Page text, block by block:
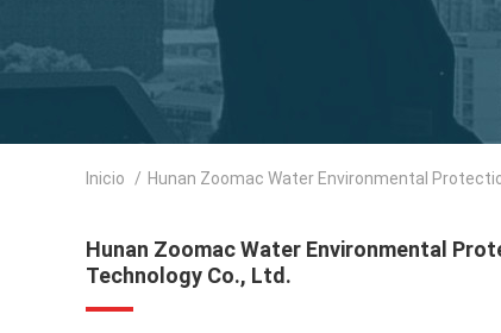
Inicio / Hunan Zoomac Water Environmental
Hunan Zoomac Water Environmental
Technology Co., Ltd.